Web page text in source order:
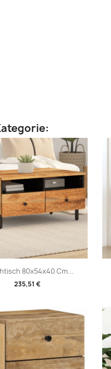
80x54x40 Cm...
235,51 €
Vorschau